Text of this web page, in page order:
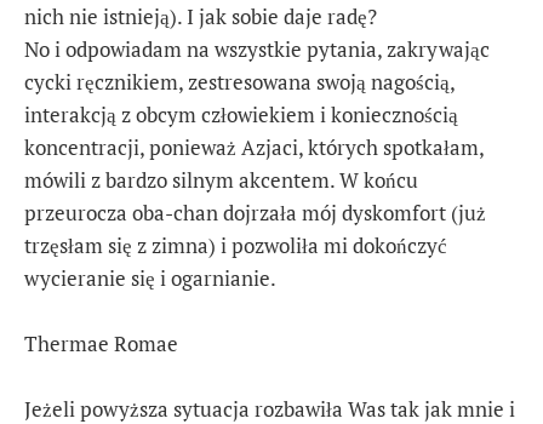
nich nie istnieją). I jak sobie daje radę?
No i odpowiadam na wszystkie pytania, zakrywając
cycki ręcznikiem, zestresowana swoją nagością,
interakcją z obcym człowiekiem i koniecznością
koncentracji, ponieważ Azjaci, których spotkałam,
mówili z bardzo silnym akcentem. W końcu
przeurocza oba-chan dojrzała mój dyskomfort (już
trzęsłam się z zimna) i pozwoliła mi dokończyć
wycieranie się i ogarnianie.
Thermae Romae
Jeżeli powyższa sytuacja rozbawiła Was tak jak mnie i